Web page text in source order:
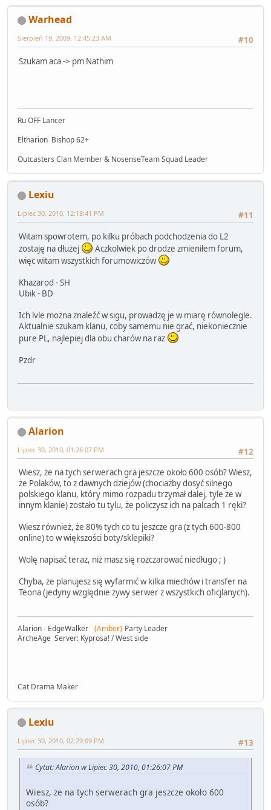
Warhead
#10
Sierpień 19, 2009, 12:45:23 AM
Szukam aca -> pm Nathim
Ru OFF Lancer
Eltharion Bishop 62+
Outcasters Clan Member & NosenseTeam Squad Leader
Lexiu
#11
Lipiec 30, 2010, 12:18:41 PM
Witam spowrotem, po kilku próbach podchodzenia do L2
zostaję na dłużej
Aczkolwiek po drodze zmieniłem forum,
więc witam wszystkich forumowiczów
Khazarod - SH
Ubik - BD
Ich lvle można znaleźć w sigu, prowadzę je w miarę równolegle.
Aktualnie szukam klanu, coby samemu nie grać, niekoniecznie
pure PL, najlepiej dla obu charów na raz
Pzdr
Alarion
#12
Lipiec 30, 2010, 01:26:07 PM
Wiesz, że na tych serwerach gra jeszcze około 600 osób? Wiesz,
że Polaków, to z dawnych dziejów (chociażby dosyć silnego
polskiego klanu, który mimo rozpadu trzymał dalej, tyle że w
innym klanie) zostało tu tylu, że policzysz ich na palcach 1 ręki?
Wiesz również, że 80% tych co tu jeszcze gra (z tych 600-800
online) to w większości boty/sklepiki?
Wolę napisać teraz, niż masz się rozczarować niedługo ; )
Chyba, że planujesz się wyfarmić w kilka miechów i transfer na
Teona (jedyny względnie żywy serwer z wszystkich oficjlanych).
Alarion - EdgeWalker {Amber} Party Leader
ArcheAge Server: Kyprosa! / West side
Cat Drama Maker
Lexiu
#13
Lipiec 30, 2010, 02:29:09 PM
Cytat: Alarion w Lipiec 30, 2010, 01:26:07 PM
Wiesz, że na tych serwerach gra jeszcze około 600
osób?